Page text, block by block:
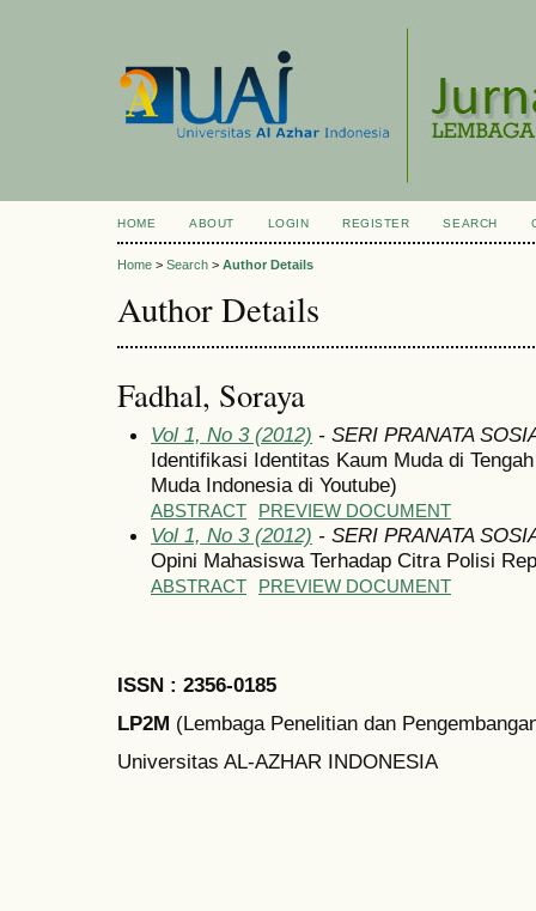
HOME ABOUT LOGIN REGISTER SEARCH
Home > Search > Author Details
Author Details
Fadhal, Soraya
Vol 1, No 3 (2012) - SERI PRANATA
Identifikasi Identitas Kaum Muda di
Muda Indonesia di Youtube)
ABSTRACT PREVIEW DOCUMENT
Vol 1, No 3 (2012) - SERI PRANATA
Opini Mahasiswa Terhadap Citra Polisi
ABSTRACT PREVIEW DOCUMENT
ISSN : 2356-0185
LP2M (Lembaga Penelitian dan
Universitas AL-AZHAR INDONESIA